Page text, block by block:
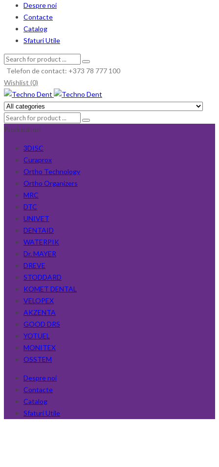
Despre noi
Contacte
Catalog
Sfaturi Utile
Telefon de contact: +373 78 777 100
Wishlist (0)
Producători
3DISC
Curaprox
Ortho Technology
Ortho Organizers
MRC
DTC
UNIVET
DENTAID
WATERPIK
Dr. MAYER
DREVE
STODDARD
KOMET DENTAL
VELOPEX
AKZENTA
GOOD DRS
YOTUEL
MONITEX
OSSTEM
Despre noi
Contacte
Catalog
Sfaturi Utile